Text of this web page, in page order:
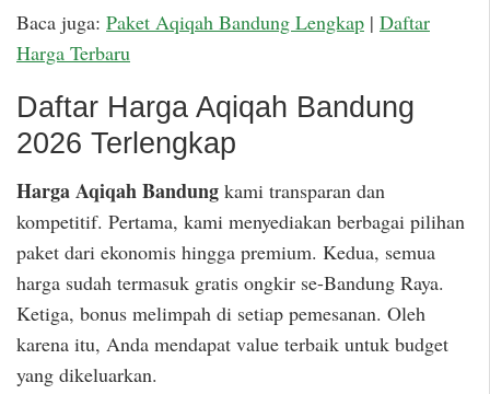
Baca juga: Paket Aqiqah Bandung Lengkap | Daftar
Harga Terbaru
Daftar Harga Aqiqah Bandung
2026 Terlengkap
Harga Aqiqah Bandung kami transparan dan
kompetitif. Pertama, kami menyediakan berbagai pilihan
paket dari ekonomis hingga premium. Kedua, semua
harga sudah termasuk gratis ongkir se-Bandung Raya.
Ketiga, bonus melimpah di setiap pemesanan. Oleh
karena itu, Anda mendapat value terbaik untuk budget
yang dikeluarkan.